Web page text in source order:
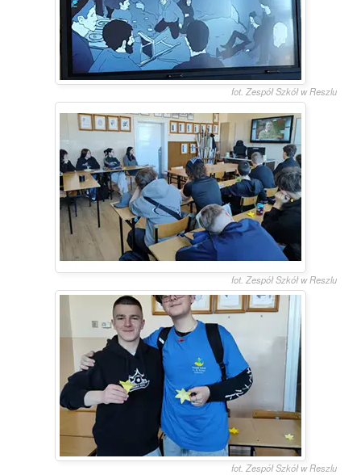
fot. Zespół Szkół w Reszlu
fot. Zespół Szkół w Reszlu
fot. Zespół Szkół w Reszlu